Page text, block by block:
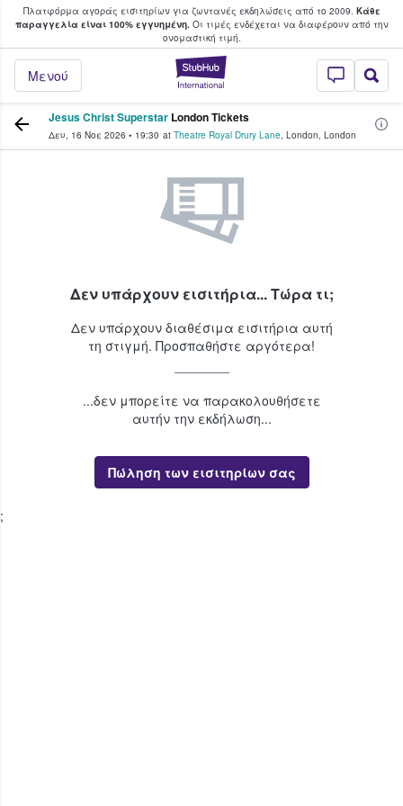
Πλατφόρμα αγοράς εισιτηρίων για ζωντανές εκδηλώσεις από το 2009. Κάθε
παραγγελία είναι 100% εγγυημένη.Οι τιμές ενδέχεται να διαφέρουν από την
oνομαστική τιμή.
StubHub - Όπου
Μενού
φαν αγοράζουν και πουλούν
Jesus Christ Superstar London Tickets
Δευ, 16 Νοε 2026 • 19:30 at Theatre Royal Drury Lane, London, London
Δεν υπάρχουν εισιτήρια... Τώρα τι;
Δεν υπάρχουν διαθέσιμα εισιτήρια αυτή
τη στιγμή. Προσπαθήστε αργότερα!
...δεν μπορείτε να παρακολουθήσετε
αυτήν την εκδήλωση...
Πώληση των εισιτηρίων σας
;